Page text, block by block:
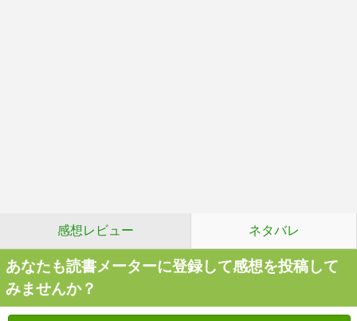
感想レビュー ネタバレ
あなたも読書メーターに登録して感想を投稿して
みませんか？